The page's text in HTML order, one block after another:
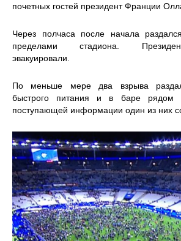
почетных гостей президент Франции
Через полчаса после начала
пределами стадиона.
эвакуировали.
По меньше мере два взрыва
быстрого питания и в баре рядом
поступающей информации один из них